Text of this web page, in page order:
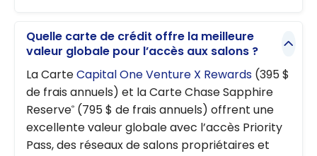
Quelle carte de crédit offre la meilleure
valeur globale pour l’accès aux salons ?
La CarteCapital One Venture X Rewards (395 $
de frais annuels) et la Carte Chase Sapphire
Reserve® (795 $ de frais annuels) offrent une
excellente valeur globale avec l’accès Priority
Pass, des réseaux de salons propriétaires et